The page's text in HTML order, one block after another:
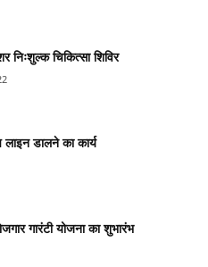
निःशुल्क चिकित्सा शिविर
लाइन डालने का कार्य
गारंटी योजना का शुभारंभ